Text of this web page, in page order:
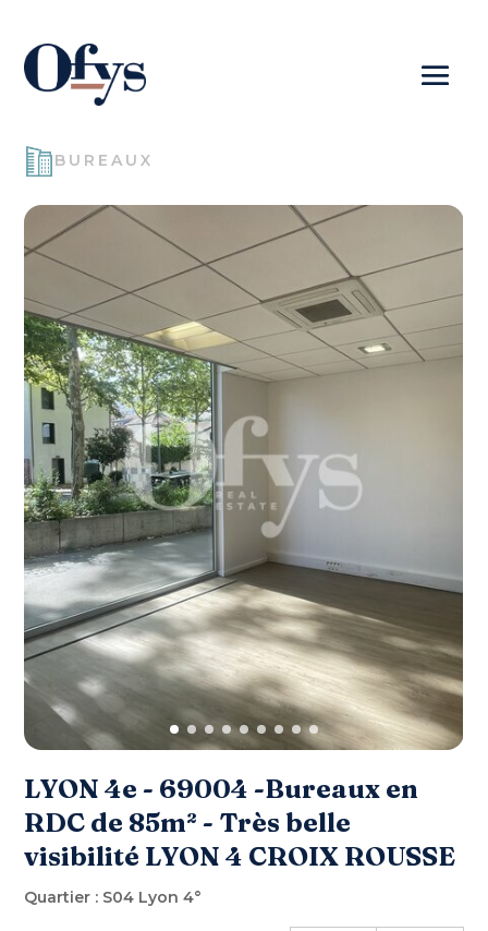
BUREAUX
LYON 4e - 69004 -Bureaux en
RDC de 85m² - Très belle
visibilité LYON 4 CROIX ROUSSE
Quartier : S04 Lyon 4°